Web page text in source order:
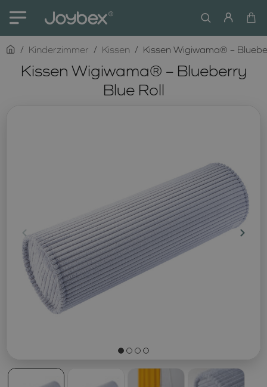
Kissen Wigiwama® – Blueberry
Blue Roll
homeKinderzimmer Kissen Kissen Wigiwama® –